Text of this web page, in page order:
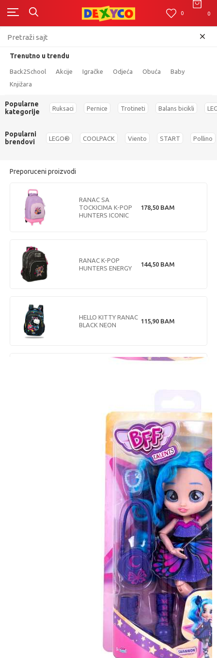
0 0 0
Trenutno u trendu
Back2School Akcije Igračke Odjeća Obuća
Baby
Knjižara
Popularne
kategorije
Ruksaci Pernice Trotineti Balans bicikli
Popularni
brendovi
LEGO® COOLPACK Viento START Pollino
Preporuceni proizvodi
RANAC SA
TOCKICIMA K-POP
HUNTERS ICONIC
178,50 BAM
RANAC K-POP
HUNTERS ENERGY
144,50 BAM
HELLO KITTY RANAC
BLACK NEON
115,90 BAM
CANENCO STITCH
PRIBOROM ZA
40,90 BAM
CERDA RANAC ZA
VRTIC 3D HELLO
34,90 BAM
PERNICA 3 ZIPA
PRAZNA K-POP
DEMON HANTERS
31,90 BAM
FUNLOCLETS
SECRET MINI
24,90 BAM
STITCH FLOMASTERI
Dexy Co Kids Proizvodi